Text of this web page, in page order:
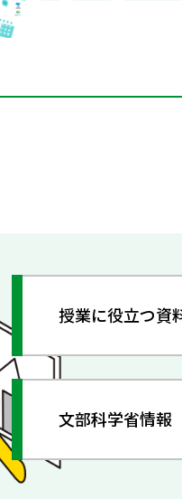
授業に役立つ資
文部科学省情報